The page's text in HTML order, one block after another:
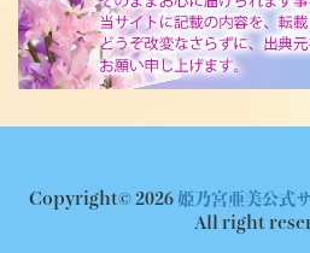
ゲ
ー
ン
Copyright© 2026 姫乃宮亜美公式
All right